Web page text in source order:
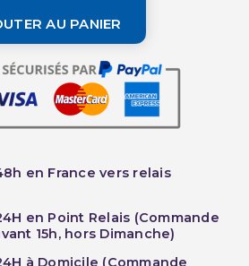
AU PANIER
en France vers relais
en Point Relais (Commande
15h, hors Dimanche)
à Domicile (Commande